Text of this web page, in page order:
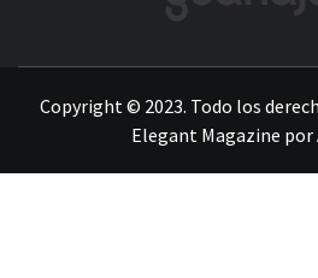
Copyright © 2023. Todo los
Elegant Magazine por